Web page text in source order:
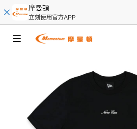
摩曼頓
立刻使用官方APP